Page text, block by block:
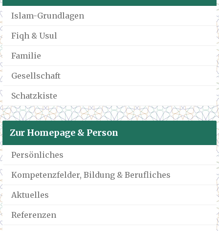
Islam-Grundlagen
Fiqh & Usul
Familie
Gesellschaft
Schatzkiste
Zur Homepage & Person
Persönliches
Kompetenzfelder, Bildung & Berufliches
Aktuelles
Referenzen